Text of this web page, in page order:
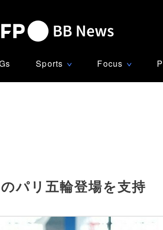
Sports ∨ Focus ∨
パリ五輪登場を支持